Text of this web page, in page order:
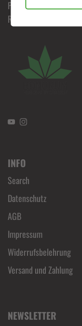
Premiumqualität zu
Reise durch unser
YouTubeInstagram
INFO
Search
Datenschutz
AGB
Impressum
Widerrufsbelehrung
Versand und Zahlung
NEWSLETTER